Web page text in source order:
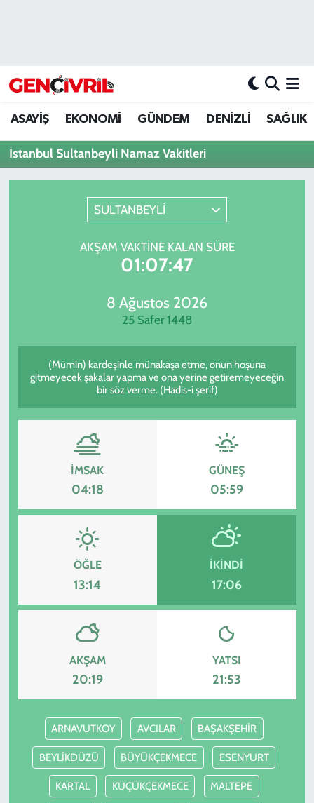
ASAYİŞ EKONOMİ GÜNDEM DENİZLİ SAĞLIK
İstanbul Sultanbeyli Namaz Vakitleri
SULTANBEYLİ
AKŞAM VAKTINE KALAN SÜRE
01:07:47
8 Ağustos 2026
25 Safer 1448
(Mümin) kardeşinle münakaşa etme, onun hoşuna
gitmeyecek şakalar yapma ve ona yerine getiremeyeceğin
bir söz verme. (Hadis-i şerif)
İMSAK
04:18
GÜNEŞ
05:59
ÖĞLE
13:14
İKINDI
17:06
AKŞAM
20:19
YATSI
21:53
ARNAVUTKOY AVCILAR BAŞAKŞEHİR
BEYLİKDÜZÜ BÜYÜKÇEKMECE ESENYURT
KARTAL KÜÇÜKÇEKMECE MALTEPE
DENİZLİ
EĞİTİM
EKONOMİ
GÜNDEM
TEKNOLOJİ
YAŞAM
Merkezefendi Trafik Yoğunluk Haritası
Süper Lig Puan Durumu ve Fikstür
Tüm Manşetler
Son Dakika Haberleri